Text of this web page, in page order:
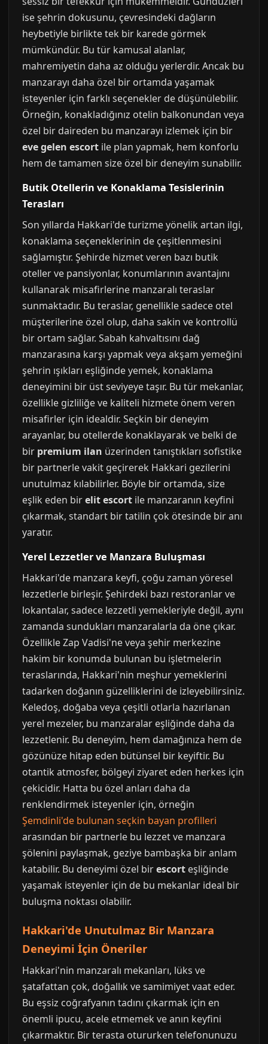
ise şehrin dokusunu, çevresindeki dağların
heybetiyle birlikte tek bir karede görmek
mümkündür. Bu tür kamusal alanlar,
mahremiyetin daha az olduğu yerlerdir. Ancak bu
manzarayı daha özel bir ortamda yaşamak
isteyenler için farklı seçenekler de düşünülebilir.
Örneğin, konakladığınız otelin balkonundan veya
özel bir daireden bu manzarayı izlemek için bir
eve gelen escort ile plan yapmak, hem konforlu
hem de tamamen size özel bir deneyim sunabilir.
Butik Otellerin ve Konaklama Tesislerinin
Terasları
Son yıllarda Hakkari'de turizme yönelik artan ilgi,
konaklama seçeneklerinin de çeşitlenmesini
sağlamıştır. Şehirde hizmet veren bazı butik
oteller ve pansiyonlar, konumlarının avantajını
kullanarak misafirlerine manzaralı teraslar
sunmaktadır. Bu teraslar, genellikle sadece otel
müşterilerine özel olup, daha sakin ve kontrollü
bir ortam sağlar. Sabah kahvaltısını dağ
manzarasına karşı yapmak veya akşam yemeğini
şehrin ışıkları eşliğinde yemek, konaklama
deneyimini bir üst seviyeye taşır. Bu tür mekanlar,
özellikle gizliliğe ve kaliteli hizmete önem veren
misafirler için idealdir. Seçkin bir deneyim
arayanlar, bu otellerde konaklayarak ve belki de
bir premium ilan üzerinden tanıştıkları sofistike
bir partnerle vakit geçirerek Hakkari gezilerini
unutulmaz kılabilirler. Böyle bir ortamda, size
eşlik eden birelit escort ile manzaranın keyfini
çıkarmak, standart bir tatilin çok ötesinde bir anı
yaratır.
Yerel Lezzetler ve Manzara Buluşması
Hakkari'de manzara keyfi, çoğu zaman yöresel
lezzetlerle birleşir. Şehirdeki bazı restoranlar ve
lokantalar, sadece lezzetli yemekleriyle değil, aynı
zamanda sundukları manzaralarla da öne çıkar.
Özellikle Zap Vadisi'ne veya şehir merkezine
hakim bir konumda bulunan bu işletmelerin
teraslarında, Hakkari'nin meşhur yemeklerini
tadarken doğanın güzelliklerini de izleyebilirsiniz.
Keledoş, doğaba veya çeşitli otlarla hazırlanan
yerel mezeler, bu manzaralar eşliğinde daha da
lezzetlenir. Bu deneyim, hem damağınıza hem de
gözünüze hitap eden bütünsel bir keyiftir. Bu
otantik atmosfer, bölgeyi ziyaret eden herkes için
çekicidir. Hatta bu özel anları daha da
renklendirmek isteyenler için, örneğin
Şemdinli'de bulunan seçkin bayan profilleri
arasından bir partnerle bu lezzet ve manzara
şölenini paylaşmak, geziye bambaşka bir anlam
katabilir. Bu deneyimi özel birescort eşliğinde
yaşamak isteyenler için de bu mekanlar ideal bir
buluşma noktası olabilir.
Hakkari'de Unutulmaz Bir Manzara
Deneyimi İçin Öneriler
Hakkari'nin manzaralı mekanları, lüks ve
şatafattan çok, doğallık ve samimiyet vaat eder.
Bu eşsiz coğrafyanın tadını çıkarmak için en
önemli ipucu, acele etmemek ve anın keyfini
çıkarmaktır. Bir terasta otururken telefonunuzu